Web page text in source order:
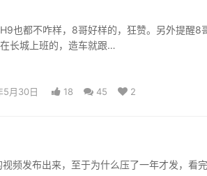
也都不咋样，8哥好样的，狂赞。另外提醒8
长城上班的，造车就跟…
5月30日 18 45 2
频发布出来，至于为什么压了一年才发，看